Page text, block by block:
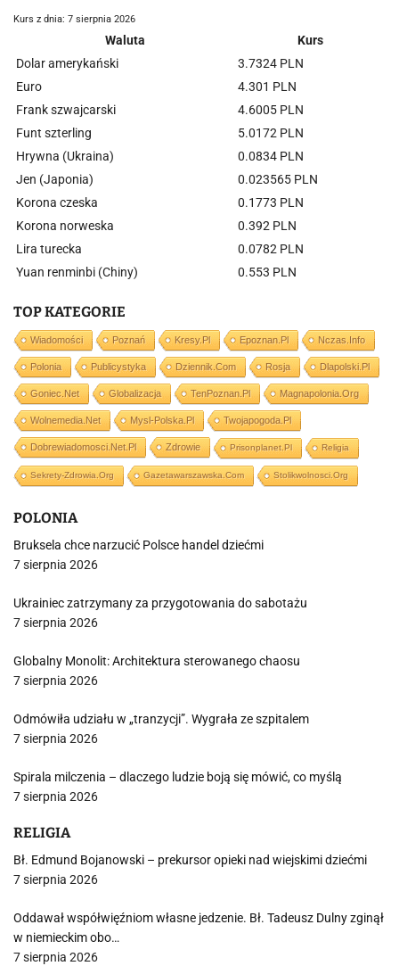
Kurs z dnia: 7 sierpnia 2026
Waluta
Kurs
Dolar amerykański
3.7324 PLN
Euro
4.301 PLN
Frank szwajcarski
4.6005 PLN
Funt szterling
5.0172 PLN
Hrywna (Ukraina)
0.0834 PLN
Jen (Japonia)
0.023565 PLN
Korona czeska
0.1773 PLN
Korona norweska
0.392 PLN
Lira turecka
0.0782 PLN
Yuan renminbi (Chiny)
0.553 PLN
TOP KATEGORIE
Wiadomości Poznań Kresy.pl Epoznan.pl Nczas.info
Polonia Publicystyka Dziennik.com Rosja Dlapolski.pl
Goniec.net Globalizacja TenPoznan.pl Magnapolonia.org
Wolnemedia.net Mysl-Polska.pl Twojapogoda.pl
Dobrewiadomosci.net.pl Zdrowie Prisonplanet.pl Religia
Sekrety-Zdrowia.org Gazetawarszawska.com Stolikwolnosci.org
POLONIA
Bruksela chce narzucić Polsce handel dziećmi
7 sierpnia 2026
Ukrainiec zatrzymany za przygotowania do sabotażu
7 sierpnia 2026
Globalny Monolit: Architektura sterowanego chaosu
7 sierpnia 2026
Odmówiła udziału w „tranzycji”. Wygrała ze szpitalem
7 sierpnia 2026
Spirala milczenia – dlaczego ludzie boją się mówić, co myślą
7 sierpnia 2026
RELIGIA
Bł. Edmund Bojanowski – prekursor opieki nad wiejskimi dziećmi
7 sierpnia 2026
Oddawał współwięźniom własne jedzenie. Bł. Tadeusz Dulny zginął
w niemieckim obo…
7 sierpnia 2026